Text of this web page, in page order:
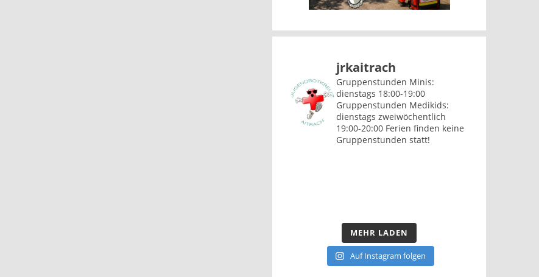
jrkaitrach
Gruppenstunden Minis:
dienstags 18:00-19:00
Gruppenstunden Medikids:
dienstags zweiwöchentlich
19:00-20:00 Ferien finden keine
Gruppenstunden statt!
MEHR LADEN
Auf Instagram folgen